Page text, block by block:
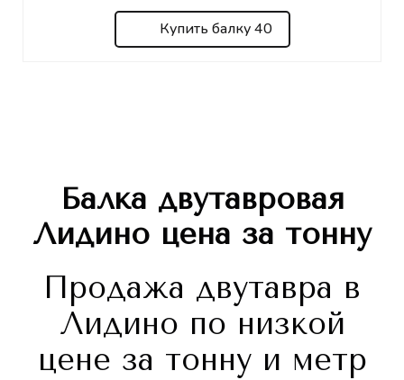
Купить балку 40
Балка двутавровая
Лидино цена за тонну
Продажа двутавра в
Лидино по низкой
цене за тонну и метр